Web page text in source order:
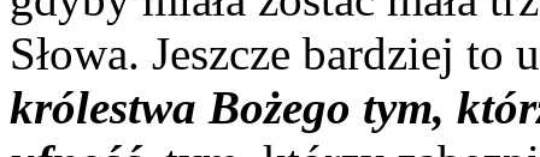
Słowa. Jeszcze bardziej
królestwa Bożego tym,